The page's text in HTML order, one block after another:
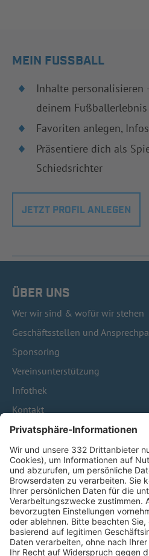
MEIN FUSSBALL
Inhalte personalisieren
deinem Fußballerlebnis
Favoriten anlegen,
Präsentiere dich als
Schiedsrichter
JETZT PROFIL ANLEGEN
ÜBER UNS
Wer wir sind & wofür wir stehen
Geschäftsstellen und
Sponsoring
Vereinsunterstützung
Infothek
Kontakt
HÄUFIG BESUCHTE
Pässe und Vereinswechsel
Trainerausbildung
Schulungsangebot
BFV-Geschäftsstellen
Trainerbörse